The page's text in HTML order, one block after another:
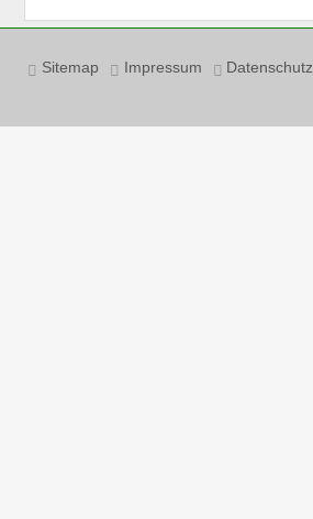
Sitemap Impressum Datenschutz